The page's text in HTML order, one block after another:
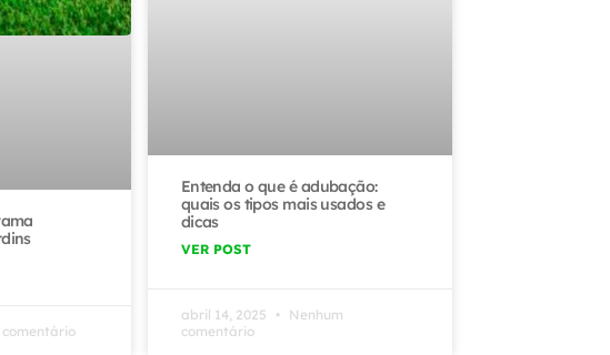
comentário
Entenda o que é adubação:
quais os tipos mais usados e
dicas
VER POST
abril 14, 2025
Nenhum
comentário